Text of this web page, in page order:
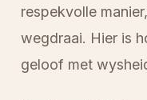
respekvolle
wegdraai. Hier is
geloof met